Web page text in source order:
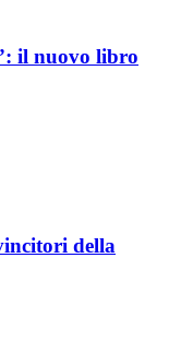
il nuovo libro
della